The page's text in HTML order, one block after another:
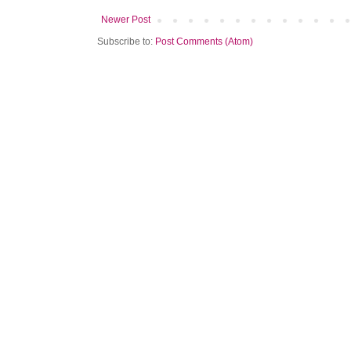
Newer Post
Subscribe to: Post Comments (Atom)